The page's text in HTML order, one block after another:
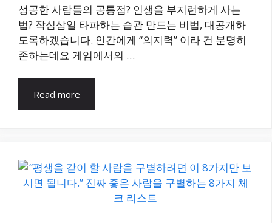
성공한 사람들의 공통점? 인생을 부지런하게 사는
법? 작심삼일 타파하는 습관 만드는 비법, 대공개하
도록하겠습니다. 인간에게 “의지력” 이라 건 분명히
존하는데요 게임에서의 …
Read more